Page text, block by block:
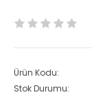
Ürün Kodu:
Stok Durumu: